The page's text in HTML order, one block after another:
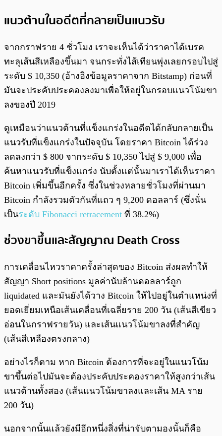
แนวต้านในอดีตที่กลายเป็นแนวรับ
จากกราฟราย 4 ชั่วโมง เราจะเห็นได้ว่าราคาได้เบรค
ทะลุเส้นสีเหลืองขึ้นมา จนกระทั่งไส้เทียนพุ่งเลยกรอบไปสู่
ระดับ $ 10,350 (อ้างอิงข้อมูลราคาจาก Bitstamp) ก่อนที่
มันจะประคับประคองลงมาเพื่อให้อยู่ในกรอบแนวโน้มขา
ลงของปี 2019
ดูเหมือนว่าแนวต้านที่แข็งแกร่งในอดีตได้กลับกลายเป็น
แนวรับที่แข็งแกร่งในปัจจุบัน โดยราคา Bitcoin ได้ร่วง
ลดลงกว่า $ 800 จากระดับ $ 10,350 ไปสู่ $ 9,000 เพื่อ
ค้นหาแนวรับที่แข็งแกร่ง นับตั้งแต่นั้นมาเราได้เห็นราคา
Bitcoin เพิ่มขึ้นอีกครั้ง ซึ่งในช่วงหลายชั่วโมงที่ผ่านมา
Bitcoin กำลังรวมตัวกันที่แถว ๆ 9,200 ดอลลาร์ (ซึ่งนั่น
เป็นระดับ Fibonacci retracement ที่ 38.2%)
ช่วงขาขึ้นและสัญญาณ Death Cross
การเคลื่อนไหวราคาครั้งล่าสุดของ Bitcoin ส่งผลทำให้
สัญญา Short positions มูลค่านับล้านดอลลาร์ถูก
liquidated และมันยังได้วาง Bitcoin ให้ไปอยู่ในตำแหน่งที่
ยอดเยี่ยมเหนือเส้นเคลื่อนที่เฉลี่ยราย 200 วัน (เส้นสีเขียว
อ่อนในกราฟรายวัน) และเส้นแนวโน้มขาลงที่สำคัญ
(เส้นสีเหลืองตรงกลาง)
อย่างไรก็ตาม หาก Bitcoin ต้องการที่จะอยู่ในแนวโน้ม
ขาขึ้นต่อไปมันจะต้องประคับประคองราคาให้สูงกว่าเส้น
แนวต้านทั้งสอง (เส้นแนวโน้มขาลงและเส้น MA ราย
200 วัน)
นอกจากนั้นแล้วยังมีอีกหนึ่งสิ่งที่น่าจับตามองนั้นก็คือ